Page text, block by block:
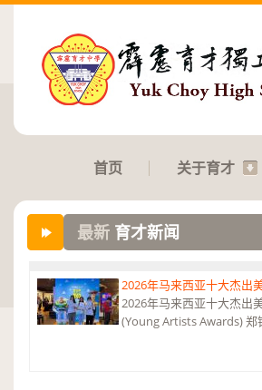
首页 关于育才
最新 育才新闻
2026年第三届《和韵》国际音乐杯：华乐
2026年第三届《和韵》国际音乐杯 华乐团
夺锦》 弹拨合奏...阅读全文
(Young Artists Awards) 郑